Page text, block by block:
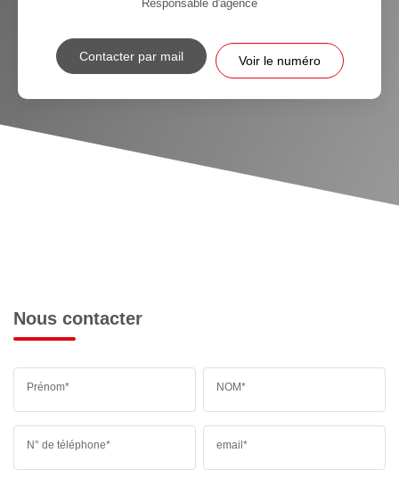
Responsable d'agence
Contacter par mail Voir le numéro
Nous contacter
Prénom* NOM*
N° de téléphone* email*